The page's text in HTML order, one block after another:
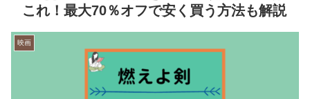
これ！最大70％オフで安く買う方法も解説
映画